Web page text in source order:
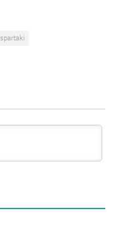
spartaki